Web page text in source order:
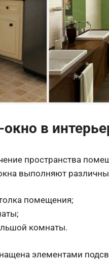
в
пространства
выполняют
помещения;
комнаты.
элементами